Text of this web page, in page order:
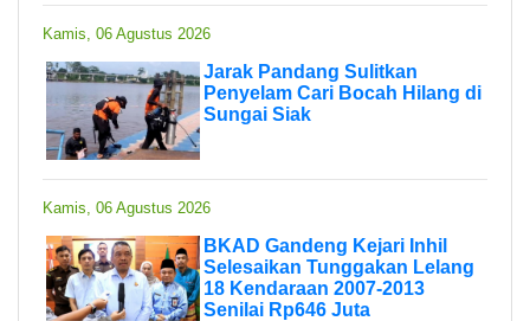
Kamis, 06 Agustus 2026
Jarak Pandang Sulitkan
Penyelam Cari Bocah Hilang di
Sungai Siak
Kamis, 06 Agustus 2026
BKAD Gandeng Kejari Inhil
Selesaikan Tunggakan Lelang
18 Kendaraan 2007-2013
Senilai Rp646 Juta